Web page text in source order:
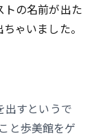
の名前が出た
ゃいました。
出すというで
と歩美館をゲ